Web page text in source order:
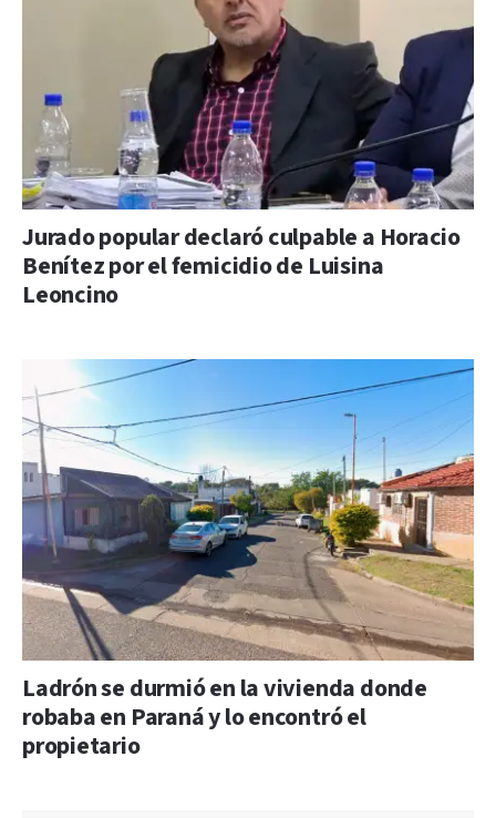
Jurado popular declaró culpable a Horacio
Benítez por el femicidio de Luisina
Leoncino
Ladrón se durmió en la vivienda donde
robaba en Paraná y lo encontró el
propietario